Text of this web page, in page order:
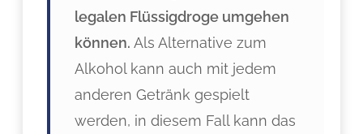
legalen Flüssigdroge umgehen
können.Als Alternative zum
Alkohol kann auch mit jedem
anderen Getränk gespielt
werden, in diesem Fall kann das